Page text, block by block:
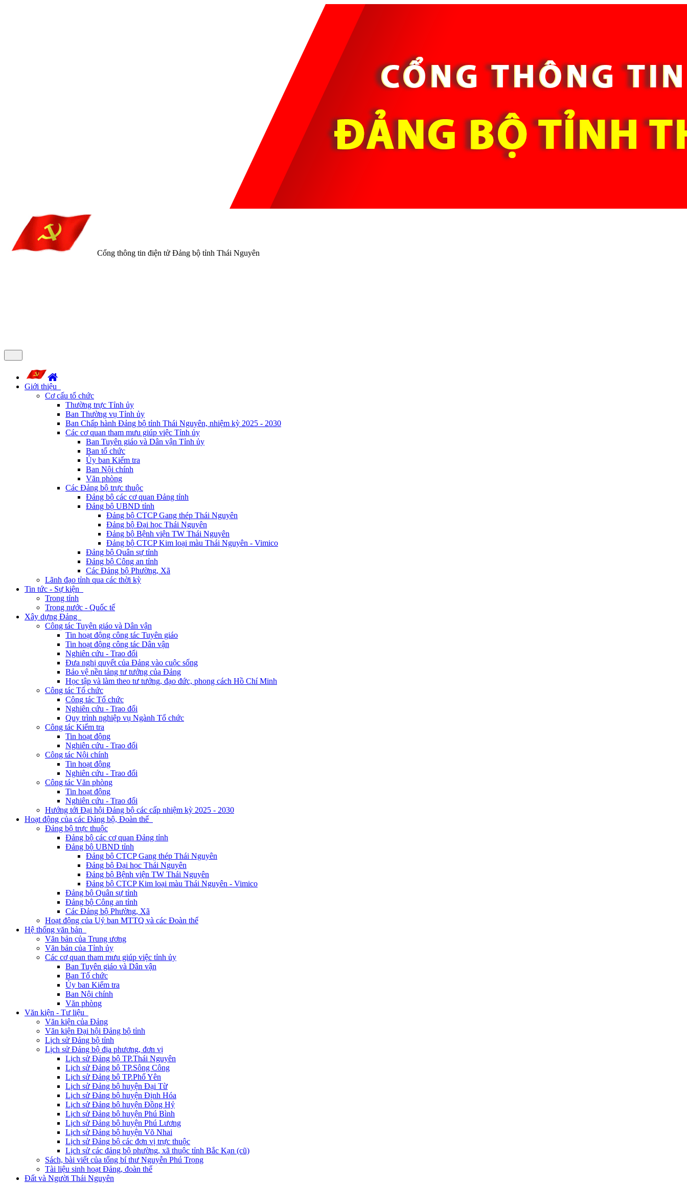
Cổng thông tin điện tử Đảng bộ tỉnh Thái Nguyên
Giới thiệu
Cơ cấu tổ chức
Thường trực Tỉnh ủy
Ban Thường vụ Tỉnh ủy
Ban Chấp hành Đảng bộ tỉnh Thái Nguyên, nhiệm kỳ 2025 - 2030
Các cơ quan tham mưu giúp việc Tỉnh ủy
Ban Tuyên giáo và Dân vận Tỉnh ủy
Ban tổ chức
Ủy ban Kiểm tra
Ban Nội chính
Văn phòng
Các Đảng bộ trực thuộc
Đảng bộ các cơ quan Đảng tỉnh
Đảng bộ UBND tỉnh
Đảng bộ CTCP Gang thép Thái Nguyên
Đảng bộ Đại học Thái Nguyên
Đảng bộ Bệnh viện TW Thái Nguyên
Đảng bộ CTCP Kim loại màu Thái Nguyên - Vimico
Đảng bộ Quân sự tỉnh
Đảng bộ Công an tỉnh
Các Đảng bộ Phường, Xã
Lãnh đạo tỉnh qua các thời kỳ
Tin tức - Sự kiện
Trong tỉnh
Trong nước - Quốc tế
Xây dựng Đảng
Công tác Tuyên giáo và Dân vận
Tin hoạt động công tác Tuyên giáo
Tin hoạt động công tác Dân vận
Nghiên cứu - Trao đổi
Đưa nghị quyết của Đảng vào cuộc sống
Bảo vệ nền tảng tư tưởng của Đảng
Học tập và làm theo tư tưởng, đạo đức, phong cách Hồ Chí Minh
Công tác Tổ chức
Công tác Tổ chức
Nghiên cứu - Trao đổi
Quy trình nghiệp vụ Ngành Tổ chức
Công tác Kiểm tra
Tin hoạt động
Nghiên cứu - Trao đổi
Công tác Nội chính
Tin hoạt động
Nghiên cứu - Trao đổi
Công tác Văn phòng
Tin hoạt động
Nghiên cứu - Trao đổi
Hướng tới Đại hội Đảng bộ các cấp nhiệm kỳ 2025 - 2030
Hoạt động của các Đảng bộ, Đoàn thể
Đảng bộ trực thuộc
Đảng bộ các cơ quan Đảng tỉnh
Đảng bộ UBND tỉnh
Đảng bộ CTCP Gang thép Thái Nguyên
Đảng bộ Đại học Thái Nguyên
Đảng bộ Bệnh viện TW Thái Nguyên
Đảng bộ CTCP Kim loại màu Thái Nguyên - Vimico
Đảng bộ Quân sự tỉnh
Đảng bộ Công an tỉnh
Các Đảng bộ Phường, Xã
Hoạt động của Uỷ ban MTTQ và các Đoàn thể
Hệ thống văn bản
Văn bản của Trung ương
Văn bản của Tỉnh ủy
Các cơ quan tham mưu giúp việc tỉnh ủy
Ban Tuyên giáo và Dân vận
Ban Tổ chức
Ủy ban Kiểm tra
Ban Nội chính
Văn phòng
Văn kiện - Tư liệu
Văn kiện của Đảng
Văn kiện Đại hội Đảng bộ tỉnh
Lịch sử Đảng bộ tỉnh
Lịch sử Đảng bộ địa phương, đơn vị
Lịch sử Đảng bộ TP.Thái Nguyên
Lịch sử Đảng bộ TP.Sông Công
Lịch sử Đảng bộ TP.Phổ Yên
Lịch sử Đảng bộ huyện Đại Từ
Lịch sử Đảng bộ huyện Định Hóa
Lịch sử Đảng bộ huyện Đồng Hỷ
Lịch sử Đảng bộ huyện Phú Bình
Lịch sử Đảng bộ huyện Phú Lương
Lịch sử Đảng bộ huyện Võ Nhai
Lịch sử Đảng bộ các đơn vị trực thuộc
Lịch sử các đảng bộ phường, xã thuộc tỉnh Bắc Kạn (cũ)
Sách, bài viết của tổng bí thư Nguyễn Phú Trọng
Tài liệu sinh hoạt Đảng, đoàn thể
Đất và Người Thái Nguyên